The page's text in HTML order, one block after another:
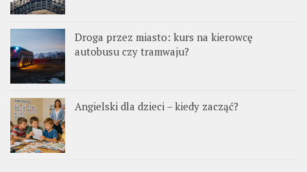
Droga przez miasto: kurs na kierowcę
autobusu czy tramwaju?
Angielski dla dzieci – kiedy zacząć?